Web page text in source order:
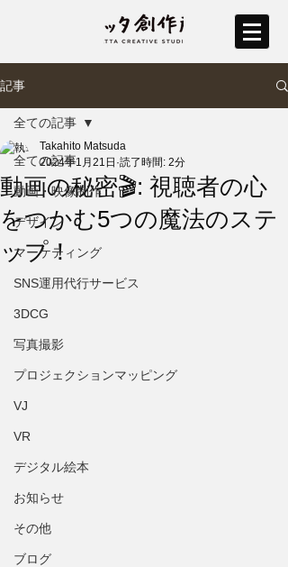
記事
全ての記事
動画・映像制作
デザイン
マーケティング
SNS運用代行サービス
3DCG
写真撮影
プロジェクションマッピング
VJ
VR
デジタル絵本
お知らせ
その他
ブログ
全ての記事
動画の秘密🎬: 視聴者の心
をつかむ5つの魔法のステ
ップ！
Takahito Matsuda
2024年1月21日 読了時間: 2分